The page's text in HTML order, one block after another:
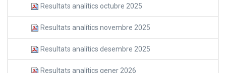
Resultats analítics octubre 2025
Resultats analítics novembre 2025
Resultats analítics desembre 2025
Resultats analítics gener 2026